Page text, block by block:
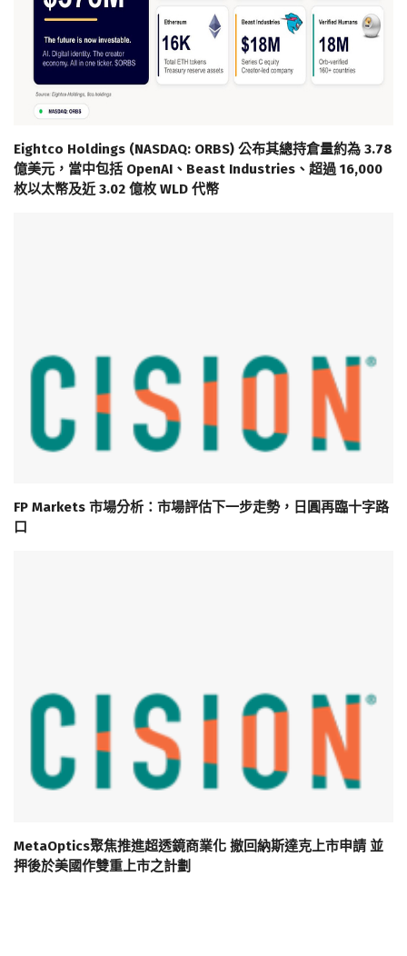
Eightco Holdings (NASDAQ: ORBS) 公布其總持倉量約為 3.78
億美元，當中包括 OpenAI、Beast Industries、超過 16,000
枚以太幣及近 3.02 億枚 WLD 代幣
FP Markets 市場分析：市場評估下一步走勢，日圓再臨十字路
口
MetaOptics聚焦推進超透鏡商業化 撤回納斯達克上市申請 並
押後於美國作雙重上市之計劃